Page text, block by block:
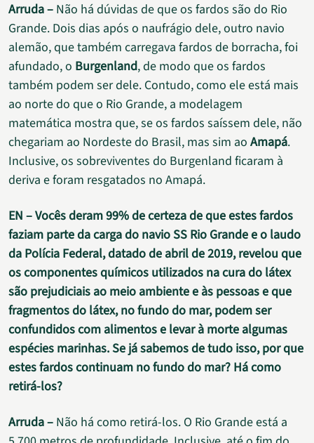
Arruda – Não há dúvidas de que os fardos são do Rio
Grande. Dois dias após o naufrágio dele, outro navio
alemão, que também carregava fardos de borracha, foi
afundado, o Burgenland, de modo que os fardos
também podem ser dele. Contudo, como ele está mais
ao norte do que o Rio Grande, a modelagem
matemática mostra que, se os fardos saíssem dele, não
chegariam ao Nordeste do Brasil, mas sim ao Amapá.
Inclusive, os sobreviventes do Burgenland ficaram à
deriva e foram resgatados no Amapá.
EN – Vocês deram 99% de certeza de que estes fardos
faziam parte da carga do navio SS Rio Grande e o laudo
da Polícia Federal, datado de abril de 2019, revelou que
os componentes químicos utilizados na cura do látex
são prejudiciais ao meio ambiente e às pessoas e que
fragmentos do látex, no fundo do mar, podem ser
confundidos com alimentos e levar à morte algumas
espécies marinhas. Se já sabemos de tudo isso, por que
estes fardos continuam no fundo do mar? Há como
retirá-los?
Arruda – Não há como retirá-los. O Rio Grande está a